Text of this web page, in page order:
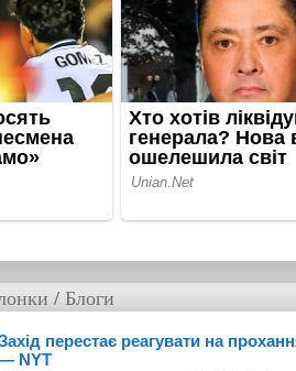
/ Блоги
перестає реагувати на
NYT